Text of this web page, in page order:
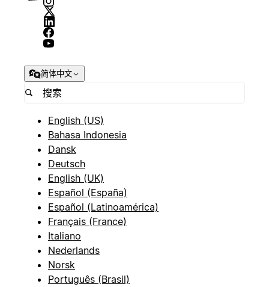
简体中文
English (US)
Bahasa Indonesia
Dansk
Deutsch
English (UK)
Español (España)
Español (Latinoamérica)
Français (France)
Italiano
Nederlands
Norsk
Português (Brasil)